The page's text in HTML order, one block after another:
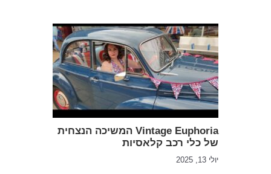
Vintage Euphoria המשיכה הנצחית
של כלי רכב קלאסיות
יולי 13, 2025